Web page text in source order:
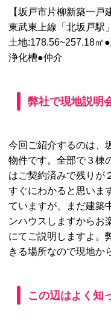
【坂戸市片柳新築一
東武東上線「北坂戸駅
土地:178.56~257.18㎡
浄化槽●仲介
弊社で現地説明
今回ご紹介するのは、
物件です。全部で３棟
はご契約済みで残りが
すぐにわかると思いま
ていますが、まだ建築
ンハウスしますからお
にてご説明しますよ。
きる場所なので現地か
この辺はよく知